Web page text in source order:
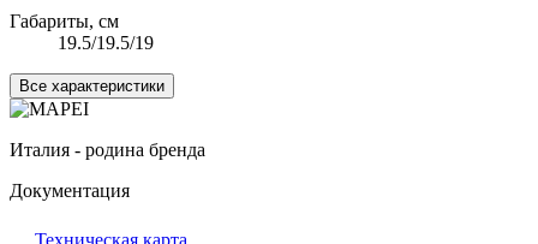
Габариты, см
19.5/19.5/19
Все характеристики
Италия - родина бренда
Документация
Техническая карта